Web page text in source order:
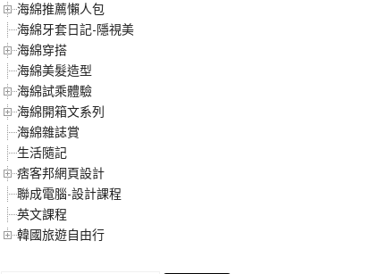
海綿推薦懶人包
海綿牙套日記-隱視美
海綿穿搭
海綿美髮造型
海綿試乘體驗
海綿開箱文系列
海綿雜誌賞
生活隨記
痞客邦網頁設計
聯成電腦-設計課程
英文課程
韓國旅遊自由行